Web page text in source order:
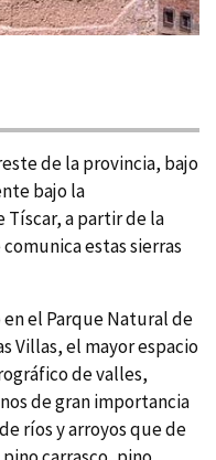
de la provincia, bajo
bajo la
Tí­scar, a partir de la
estas sierras
el Parque Natural de
Villas, el mayor espacio
de valles,
de gran importancia
rí­os y arroyos que de